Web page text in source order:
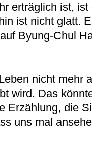
erträglich ist, ist
ist nicht glatt.
Byung-Chul
nicht mehr
wird. Das
Erzählung, die
uns mal